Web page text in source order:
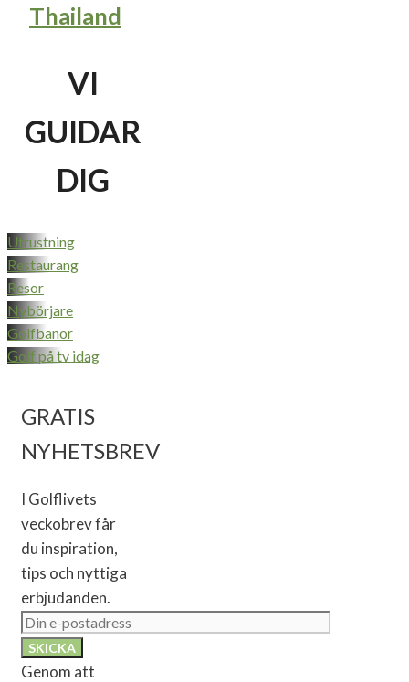
Thailand
VI
GUIDAR
DIG
Utrustning
Restaurang
Resor
Nybörjare
Golfbanor
Golf på tv idag
GRATIS
NYHETSBREV
I Golflivets
veckobrev får
du inspiration,
tips och nyttiga
erbjudanden.
Genom att